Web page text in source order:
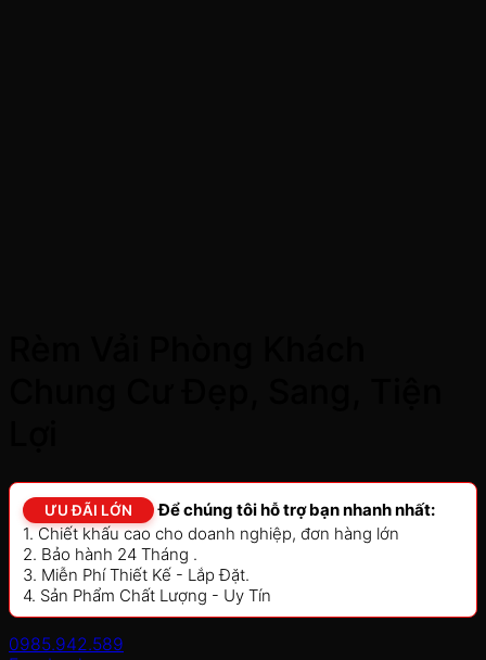
ƯU ĐÃI LỚN
Để chúng tôi hỗ trợ bạn nhanh nhất:
1. Chiết khấu cao cho doanh nghiệp, đơn hàng lớn
2. Bảo hành 24 Tháng .
3. Miễn Phí Thiết Kế - Lắp Đặt.
4. Sản Phẩm Chất Lượng - Uy Tín
0985.942.589